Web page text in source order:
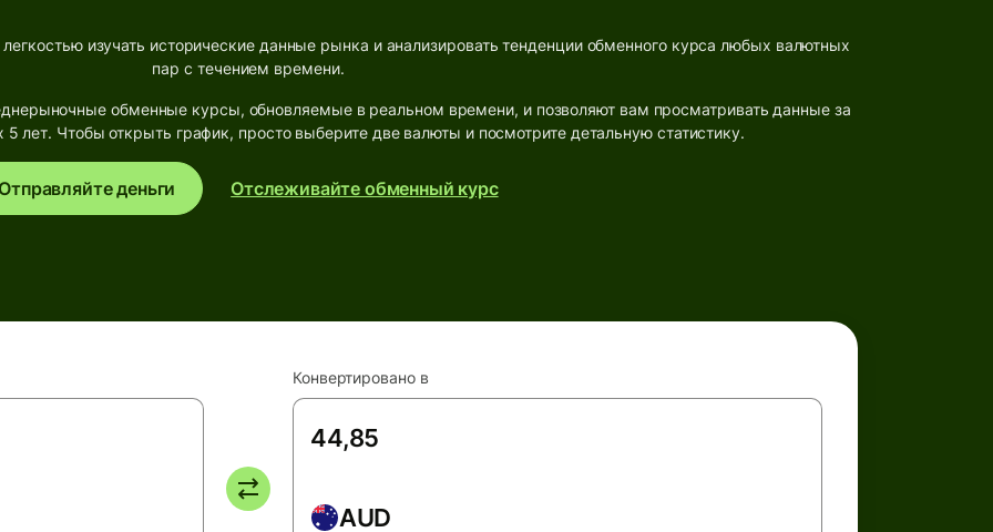
изучать исторические данные рынка и анализировать тенденции обменного курса любых валютных
пар с течением времени.
обменные курсы, обновляемые в реальном времени, и позволяют вам просматривать данные за
лет. Чтобы открыть график, просто выберите две валюты и посмотрите детальную статистику.
деньги Отслеживайте обменный курс
Конвертировано в
AUD